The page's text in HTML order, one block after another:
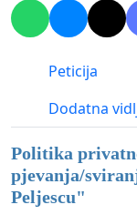
Peticija
Dodatna
Politika
pjevanja/
Peljescu"